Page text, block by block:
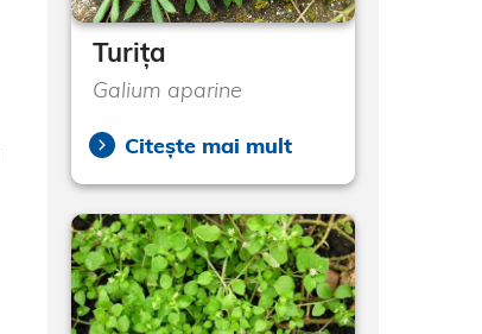
Turița
Galium aparine
Citește mai mult